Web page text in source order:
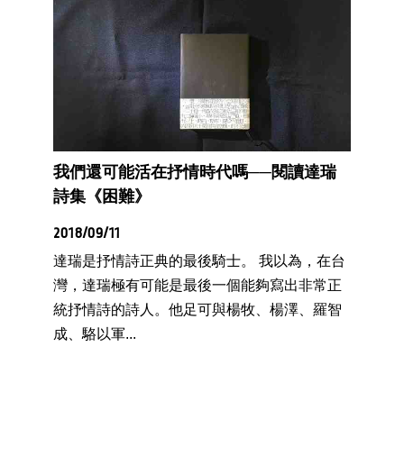
我們還可能活在抒情時代嗎──閱讀達瑞
詩集《困難》
2018/09/11
達瑞是抒情詩正典的最後騎士。 我以為，在台
灣，達瑞極有可能是最後一個能夠寫出非常正
統抒情詩的詩人。他足可與楊牧、楊澤、羅智
成、駱以軍...